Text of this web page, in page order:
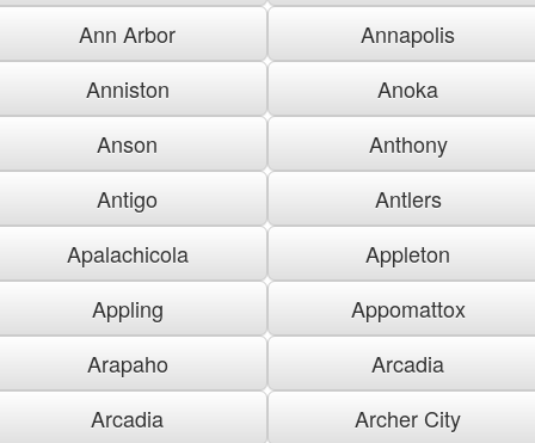
Ann Arbor
Annapolis
Anniston
Anoka
Anson
Anthony
Antigo
Antlers
Apalachicola
Appleton
Appling
Appomattox
Arapaho
Arcadia
Arcadia
Archer City